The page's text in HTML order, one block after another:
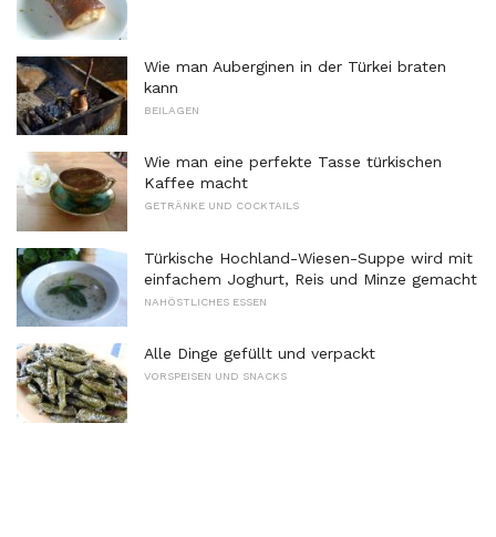
Wie man Auberginen in der Türkei braten
kann
BEILAGEN
Wie man eine perfekte Tasse türkischen
Kaffee macht
GETRÄNKE UND COCKTAILS
Türkische Hochland-Wiesen-Suppe wird mit
einfachem Joghurt, Reis und Minze gemacht
NAHÖSTLICHES ESSEN
Alle Dinge gefüllt und verpackt
VORSPEISEN UND SNACKS